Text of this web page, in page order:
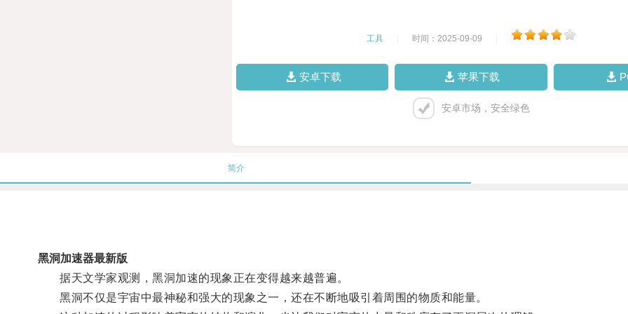
工具 时间：2025-09-09
安卓下载 苹果下载
安卓市场，安全绿色
简介
黑洞加速器最新版
据天文学家观测，黑洞加速的现象正在变得越来越普遍。
黑洞不仅是宇宙中最神秘和强大的现象之一，还在不断地吸引着周围的物质和能量。